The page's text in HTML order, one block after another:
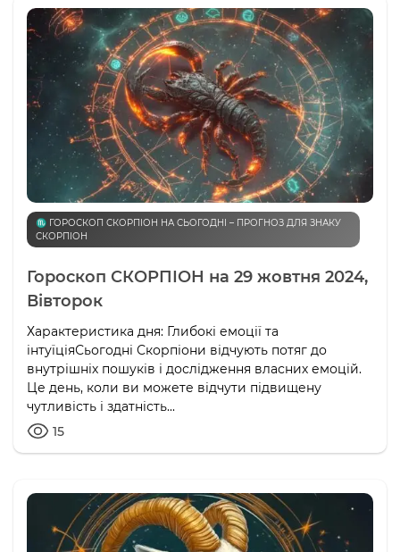
♏️ ГОРОСКОП СКОРПІОН НА СЬОГОДНІ – ПРОГНОЗ ДЛЯ ЗНАКУ
СКОРПІОН
Гороскоп СКОРПІОН на 29 жовтня 2024,
Вівторок
Характеристика дня: Глибокі емоції та
інтуїціяСьогодні Скорпіони відчують потяг до
внутрішніх пошуків і дослідження власних емоцій.
Це день, коли ви можете відчути підвищену
чутливість і здатність...
15